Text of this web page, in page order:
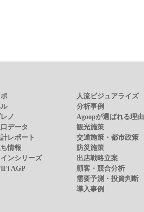
ノ
データ
レポート
情報
ンシリーズ
AGP
人流ビジュアライズ
分析事例
Agoopが選ばれる理由
観光施策
交通施策・都市政策
防災施策
出店戦略立案
顧客・競合分析
需要予測・投資判断
導入事例